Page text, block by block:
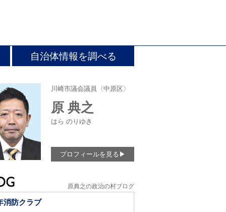
自治体情報を調べる
川崎市議会議員〈中原区〉
原 典之
はら のりゆき
プロフィールを見る ▶
原典之の政治の村ブログ
消防クラブ